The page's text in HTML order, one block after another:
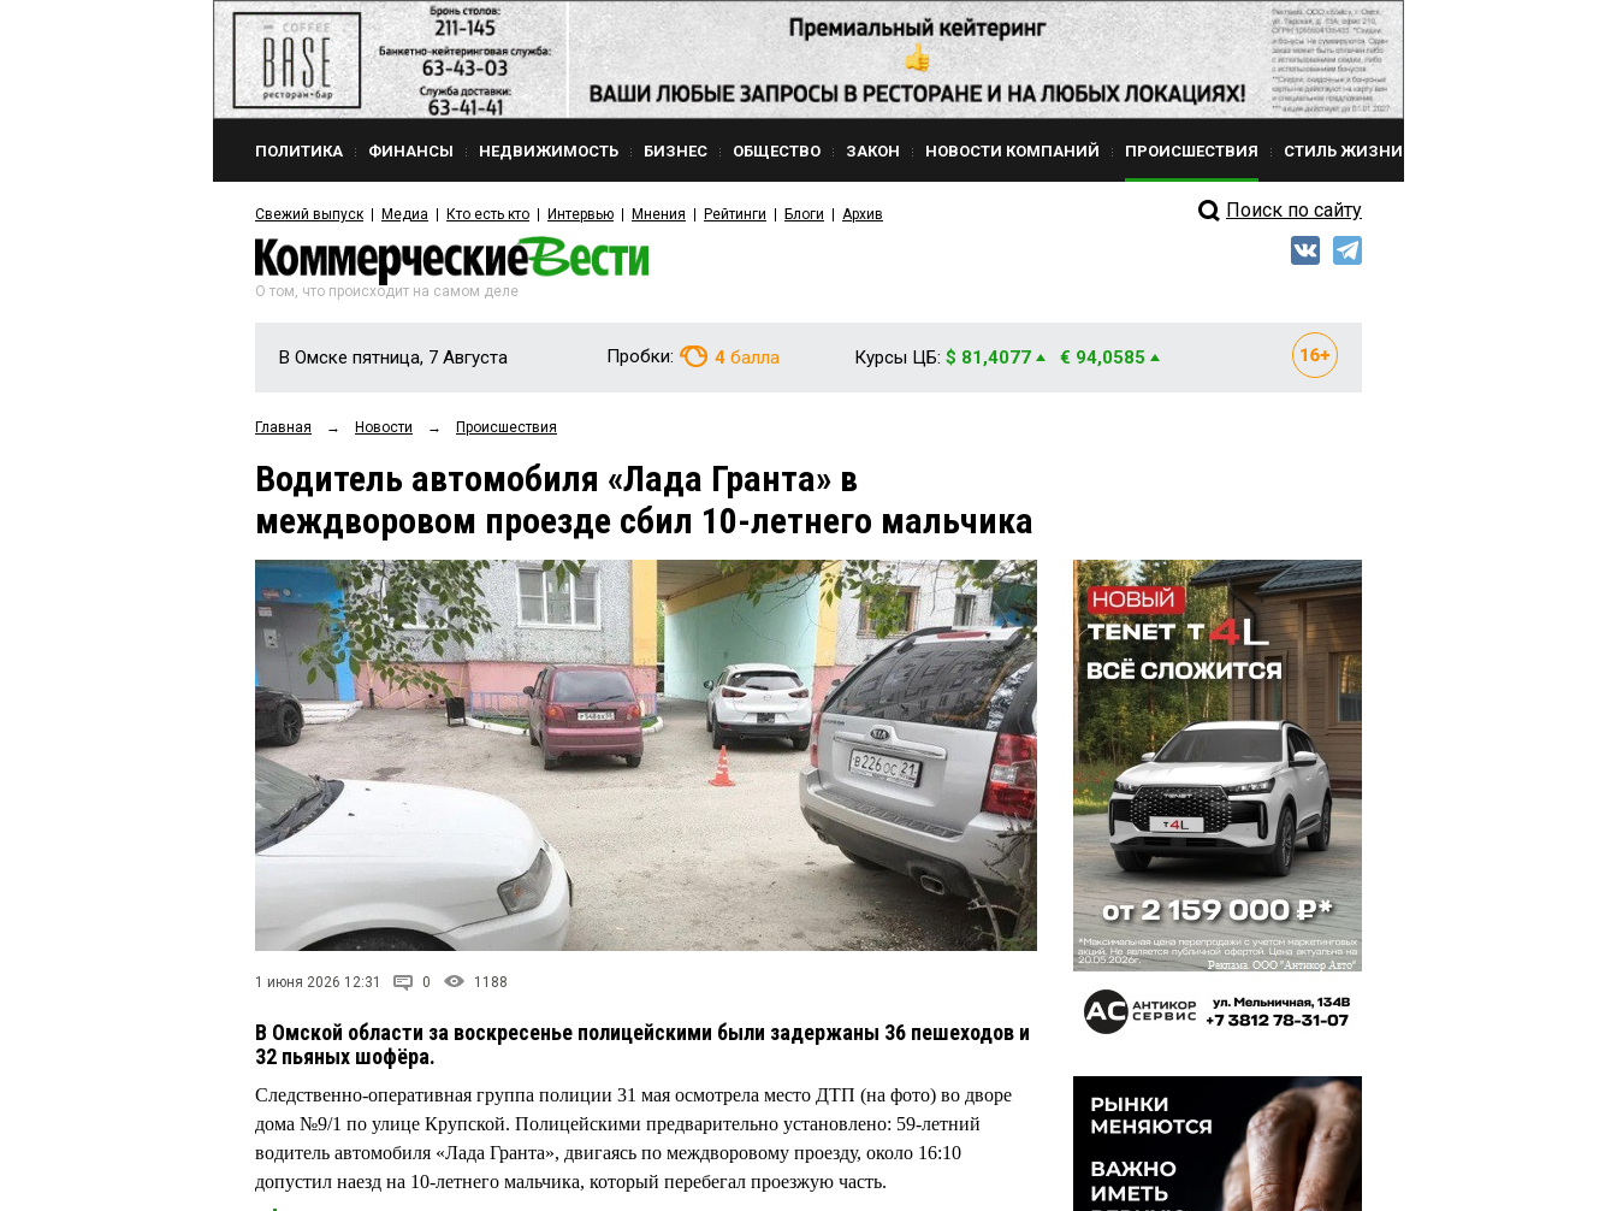
ПОЛИТИКА ФИНАНСЫ НЕДВИЖИМОСТЬ БИЗНЕС ОБЩЕСТВО ЗАКОН НОВОСТИ КОМПАНИЙ ПРОИСШЕСТВИЯ СТИЛЬ ЖИЗНИ
Свежий выпуск Медиа Кто есть кто Интервью Мнения Рейтинги Блоги Архив Поиск по сайту
О том, что происходит на самом деле
В Омске пятница, 7 Августа Пробки: 4 балла Курсы ЦБ: $ 81,4077 € 94,0585
Главная → Новости → Происшествия
Водитель автомобиля «Лада Гранта» в
междворовом проезде сбил 10-летнего мальчика
1 июня 2026 12:31 0 1188
В Омской области за воскресенье полицейскими были задержаны 36 пешеходов и
32 пьяных шофёра.
Следственно-оперативная группа полиции 31 мая осмотрела место ДТП (на фото) во дворе
дома №9/1 по улице Крупской. Полицейскими предварительно установлено: 59-летний
водитель автомобиля «Лада Гранта», двигаясь по междворовому проезду, около 16:10
допустил наезд на 10-летнего мальчика, который перебегал проезжую часть.